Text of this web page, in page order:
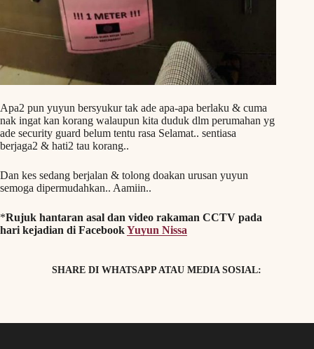
Apa2 pun yuyun bersyukur tak ade apa-apa berlaku & cuma
nak ingat kan korang walaupun kita duduk dlm perumahan yg
ade security guard belum tentu rasa Selamat.. sentiasa
berjaga2 & hati2 tau korang..
Dan kes sedang berjalan & tolong doakan urusan yuyun
semoga dipermudahkan.. Aamiin..
*Rujuk hantaran asal dan video rakaman CCTV pada
hari kejadian di FacebookYuyun Nissa
SHARE DI WHATSAPP ATAU MEDIA SOSIAL: